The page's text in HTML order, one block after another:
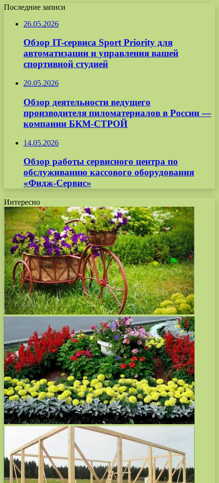
Последние записи
26.05.2026
Обзор IT-сервиса Sport Priority для
автоматизации и управления вашей
спортивной студией
20.05.2026
Обзор деятельности ведущего
производителя пиломатериалов в России —
компании БКМ-СТРОЙ
14.05.2026
Обзор работы сервисного центра по
обслуживанию кассового оборудования
«Фидж-Сервис»
Интересно